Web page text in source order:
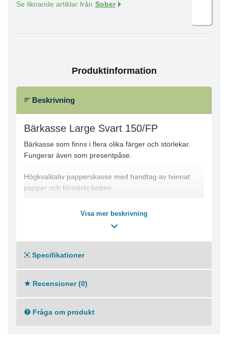
Se liknande artiklar från Sober
Produktinformation
Beskrivning
Bärkasse Large Svart 150/FP
Bärkasse som finns i flera olika färger och storlekar.
Fungerar även som presentpåse.
Högkvalitativ papperskasse med handtag av tvinnat
papper och förstärkt botten.
Mått: 40x16x45cm
Visa mer beskrivning
Specifikationer
Recensioner (0)
Fråga om produkt